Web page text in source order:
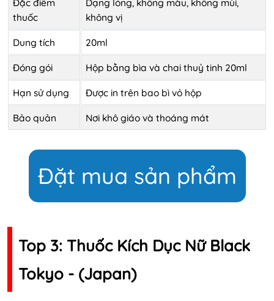
thuốc
không vị
Dung tích 20ml
Đóng gói Hộp bằng bìa và chai thuỷ tinh 20ml
Hạn sử dụng Được in trên bao bì vỏ hộp
Bảo quản Nơi khô giáo và thoáng mát
Đặt mua sản phẩm
Top 3: Thuốc Kích Dục Nữ Black
Tokyo - (Japan)